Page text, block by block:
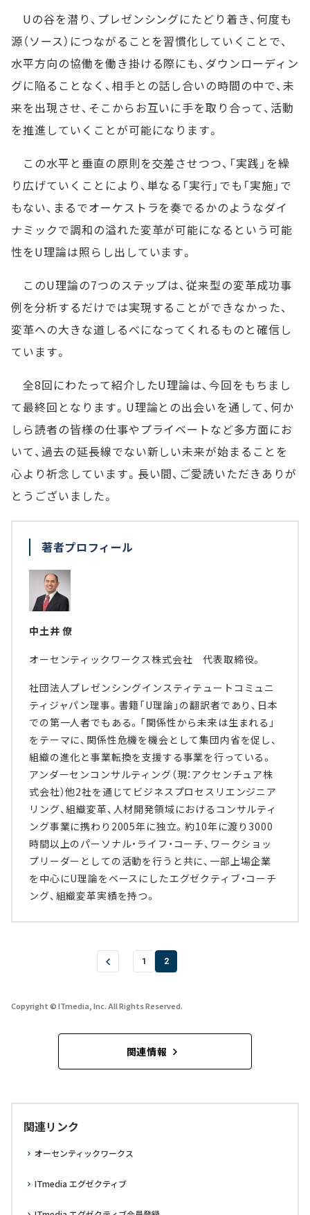
Uの谷を潜り、プレゼンシングにたどり着き、何度も
源（ソース）につながることを習慣化していくことで、
水平方向の協働を働き掛ける際にも、ダウンローディン
グに陥ることなく、相手との話し合いの時間の中で、未
来を出現させ、そこからお互いに手を取り合って、活動
を推進していくことが可能になります。
この水平と垂直の原則を交差させつつ、「実践」を繰
り広げていくことにより、単なる「実行」でも「実施」で
もない、まるでオーケストラを奏でるかのようなダイ
ナミックで調和の溢れた変革が可能になるという可能
性をU理論は照らし出しています。
このU理論の7つのステップは、従来型の変革成功事
例を分析するだけでは実現することができなかった、
変革への大きな道しるべになってくれるものと確信し
ています。
全8回にわたって紹介したU理論は、今回をもちまし
て最終回となります。U理論との出会いを通して、何か
しら読者の皆様の仕事やプライベートなど多方面にお
いて、過去の延長線でない新しい未来が始まることを
心より祈念しています。長い間、ご愛読いただきありが
とうございました。
著者プロフィール
中土井 僚
オーセンティックワークス株式会社 代表取締役。
社団法人プレゼンシングインスティテュートコミュニ
ティジャパン理事。書籍「U理論」の翻訳者であり、日本
での第一人者でもある。「関係性から未来は生まれる」
をテーマに、関係性危機を機会として集団内省を促し、
組織の進化と事業転換を支援する事業を行っている。
アンダーセンコンサルティング（現：アクセンチュア株
式会社）他2社を通じてビジネスプロセスリエンジニア
リング、組織変革、人材開発領域におけるコンサルティ
ング事業に携わり2005年に独立。約10年に渡り3000
時間以上のパーソナル・ライフ・コーチ、ワークショッ
プリーダーとしての活動を行うと共に、一部上場企業
を中心にU理論をベースにしたエグゼクティブ・コーチ
ング、組織変革実績を持つ。
1 2
Copyright © ITmedia, Inc. All Rights Reserved.
関連情報
関連リンク
オーセンティックワークス
ITmedia エグゼクティブ